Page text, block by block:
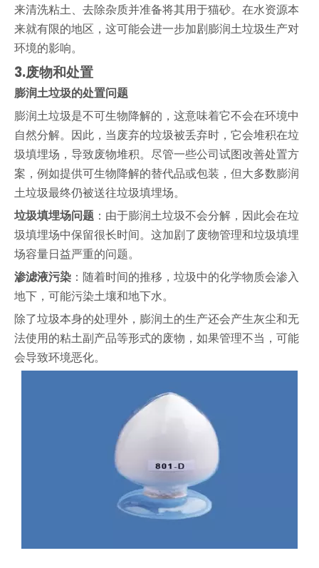
来清洗粘土、去除杂质并准备将其用于猫砂。在水资源本
来就有限的地区，这可能会进一步加剧膨润土垃圾生产对
环境的影响。
3.废物和处置
膨润土垃圾的处置问题
膨润土垃圾是不可生物降解的，这意味着它不会在环境中
自然分解。因此，当废弃的垃圾被丢弃时，它会堆积在垃
圾填埋场，导致废物堆积。尽管一些公司试图改善处置方
案，例如提供可生物降解的替代品或包装，但大多数膨润
土垃圾最终仍被送往垃圾填埋场。
垃圾填埋场问题 ：由于膨润土垃圾不会分解，因此会在垃
圾填埋场中保留很长时间。这加剧了废物管理和垃圾填埋
场容量日益严重的问题。
渗滤液污染 ：随着时间的推移，垃圾中的化学物质会渗入
地下，可能污染土壤和地下水。
除了垃圾本身的处理外，膨润土的生产还会产生灰尘和无
法使用的粘土副产品等形式的废物，如果管理不当，可能
会导致环境恶化。